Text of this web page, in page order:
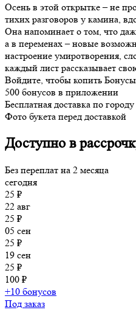
Осень в этой открытке – не
тихих разговоров у камина,
Она напоминает о том, что
а в переменах – новые
настроение умиротворения,
каждый лист рассказывает
Войдите, чтобы копить Бонусы
500 бонусов в приложении
Бесплатная доставка по городу
Фото букета перед доставкой
Доступно в
Без переплат на 2 месяца
сегодня
25 ₽
22 авг
25 ₽
05 сен
25 ₽
19 сен
25 ₽
100 ₽
+10 бонусов
Под заказ